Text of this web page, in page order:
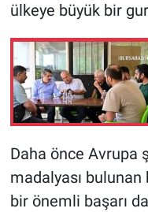
ülkeye büyük bir
Daha önce Avrupa
madalyası bulunan
bir önemli başarı